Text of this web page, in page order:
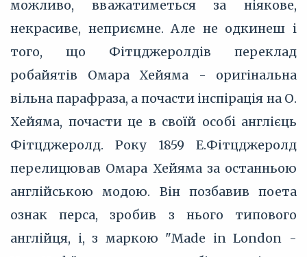
можливо, вважатиметься за ніякове,
некрасиве, неприємне. Але не одкинеш і
того, що Фітцджеролдів переклад
робайятів Омара Хейяма - оригінальна
вільна парафраза, а почасти інспірація на О.
Хейяма, почасти це в своїй особі англієць
Фітцджеролд. Року 1859 Е.Фітцджеролд
перелицював Омара Хейяма за останньою
англійською модою. Він позбавив поета
ознак перса, зробив з нього типового
англійця, і, з маркою "Made in London -